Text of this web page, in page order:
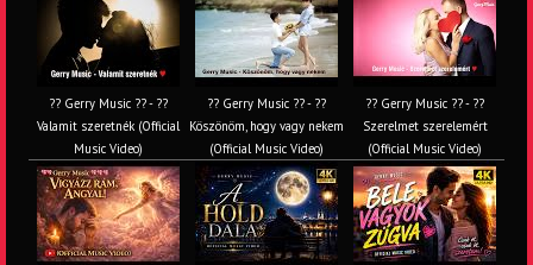
?? Gerry Music ?? - ??
Valamit szeretnék (Official
Music Video)
?? Gerry Music ?? - ??
Köszönöm, hogy vagy nekem
(Official Music Video)
?? Gerry Music ?? - ??
Szerelmet szerelemért
(Official Music Video)